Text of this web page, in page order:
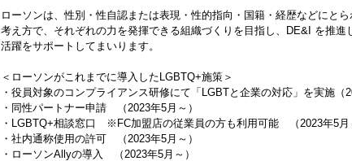
ローソンは、性別・性自認または表現・性的指向・国籍・経歴などにと
考え方で、それぞれの力を発揮できる組織づくりを目指し、DE&I を推進
活躍をサポートしてまいります。
＜ローソンがこれまでに導入したLGBTQ+施策＞
・役員対象のコンプライアンス研修にて「LGBTと企業の対応」を実施（
・同性パートナー申請 （2023年5月～）
・LGBTQ+相談窓口 ※FC加盟店の従業員の方も利用可能 （2023年5月
・社内通称使用の許可 （2023年5月～）
・ローソンAllyの導入 （2023年5月～）